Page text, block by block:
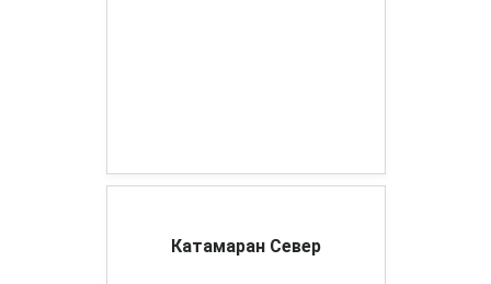
Катамаран Север